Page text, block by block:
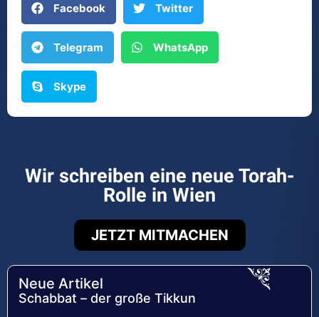
Facebook Twitter
Telegram WhatsApp
Skype
Wir schreiben eine neue Torah-
Rolle in Wien
JETZT MITMACHEN
Neue Artikel
Schabbat – der große Tikkun